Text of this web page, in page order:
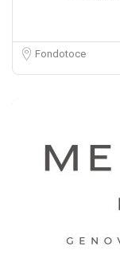
Fondotoce